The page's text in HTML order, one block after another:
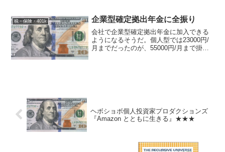
ID/pass発行は必要だが。 もっとも、
株...
税・保険・401k 企業型確定拠出年金に全振り
会社で企業型確定拠出年金に加入できる
ようになるそうだ。個人型では23000円/
月までだったのが、55000円/月まで掛け
ヘボショボ個人投資家プロダクションズ
『Amazon とともに生きる』★★★